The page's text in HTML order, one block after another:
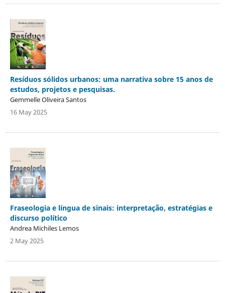
Resíduos sólidos urbanos: uma narrativa sobre 15 anos de
estudos, projetos e pesquisas.
Gemmelle Oliveira Santos
16 May 2025
Fraseologia e língua de sinais: interpretação, estratégias e
discurso político
Andrea Michiles Lemos
2 May 2025